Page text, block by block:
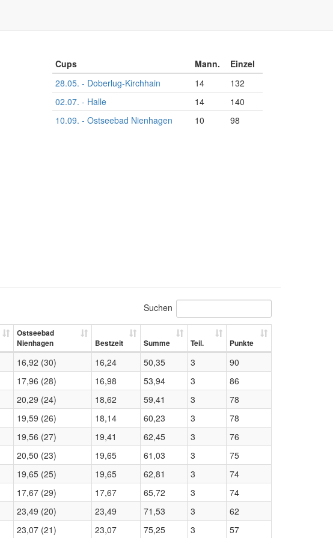
Cups Mann.
Einzel
28.05. - Doberlug-Kirchhain
14
132
02.07. - Halle
14
140
10.09. - Ostseebad Nienhagen
10 98
Suchen
Ostseebad
Nienhagen
Bestzeit Summe Teil. Punkte
16,92 (30) 16,24 50,35 3
90
17,96 (28) 16,98 53,94 3
86
20,29 (24) 18,62 59,41 3
78
19,59 (26) 18,14 60,23 3
78
19,56 (27) 19,41 62,45 3
76
20,50 (23) 19,65 61,03 3
75
19,65 (25) 19,65 62,81 3
74
17,67 (29) 17,67 65,72 3
74
23,49 (20) 23,49 71,53 3
62
23,07 (21) 23,07 75,25 3 57